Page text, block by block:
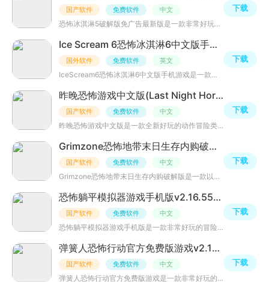
国产软件 免费软件 中文
恐怖冰淇淋5破解版免广告最新版是一款非常好玩的休闲解谜类游戏，此版本已破解免广告获得奖励/无限提示/陷阱
下载
Ice Scream 6恐怖冰淇淋6中文版手机游戏v1.2.9
国外软件 免费软件 英文
IceScream6恐怖冰淇淋6中文版手机游戏是一款非常好玩的冒险逃脱类游戏，游戏中玩家需要帮助麦克逃离冰淇淋实
下载
昨晚恐怖游戏中文版(Last Night Horror Online)v1.6官方最新版
国产软件 免费软件 中文
昨晚恐怖游戏中文版是一款全新好玩的动作冒险类游戏，玩家醒来发现自己身处在一栋诡异的房子内，这里阴气沉
下载
Grimzone恐怖地带末日生存内购破解版v0.2.128安卓最新版
国产软件 免费软件 中文
Grimzone恐怖地带末日生存内购破解版是一款以极致生存挑战为核心的开放世界冒险手游。玩家将置身于被灾难摧
下载
恐怖躺平模拟器游戏手机版v2.16.55安卓最新版
国产软件 免费软件 中文
恐怖躺平模拟器游戏手机版是一款非常好玩的冒险策略型手游，采用全新的躲猫猫玩法模式，玩家需要躲避死神的
下载
弹簧人恐怖行动官方免费版游戏v2.1安卓最新版
国产软件 免费软件 中文
弹簧人恐怖行动官方免费版游戏是一款非常好玩的冒险逃脱类手游，游戏开局玩家进入Springman的恐怖迷宫当中，
下载